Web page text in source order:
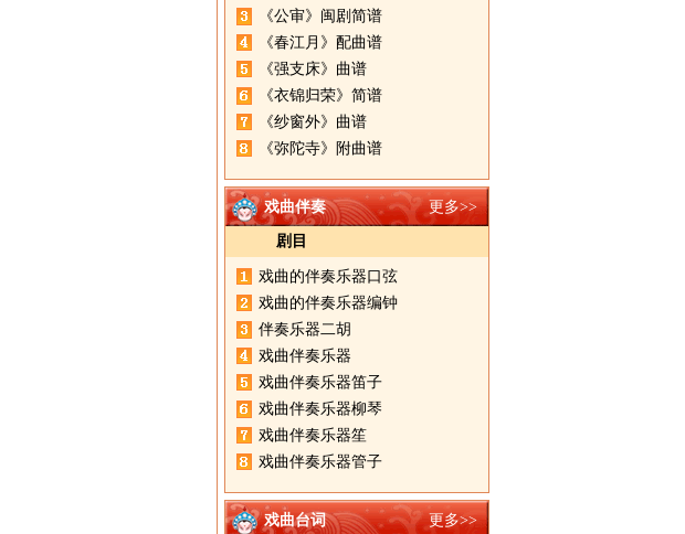
《公审》闽剧简谱
《春江月》配曲谱
《强支床》曲谱
《衣锦归荣》简谱
《纱窗外》曲谱
《弥陀寺》附曲谱
更多>>
戏曲伴奏
剧目
戏曲的伴奏乐器口弦
戏曲的伴奏乐器编钟
伴奏乐器二胡
戏曲伴奏乐器
戏曲伴奏乐器笛子
戏曲伴奏乐器柳琴
戏曲伴奏乐器笙
戏曲伴奏乐器管子
更多>>
戏曲台词